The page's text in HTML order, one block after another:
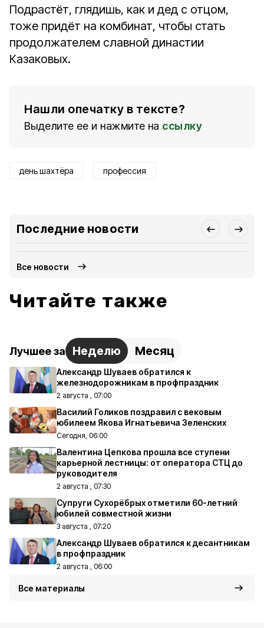
Подрастёт, глядишь, как и дед с отцом,
тоже придёт на комбинат, чтобы стать
продолжателем славной династии
Казаковых.
Нашли опечатку в тексте?
Выделите ее и нажмите на ссылку
день шахтёра профессия
Последние новости
Все новости
Читайте также
Лучшее за Неделю Месяц
Александр Шуваев обратился к
железнодорожникам в профпраздник
2 августа , 07:00
Василий Голиков поздравил с вековым
юбилеем Якова Игнатьевича Зеленских
Сегодня, 06:00
Валентина Цепкова прошла все ступени
карьерной лестницы: от оператора СТЦ до
руководителя
2 августа , 07:30
Супруги Сухорёбрых отметили 60-летний
юбилей совместной жизни
3 августа , 07:20
Александр Шуваев обратился к десантникам
в профпраздник
2 августа , 06:00
Все материалы